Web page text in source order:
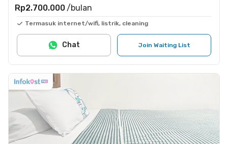
Rp2.700.000 /bulan
Termasuk internet/wifi, listrik, cleaning
Join Waiting List
Chat